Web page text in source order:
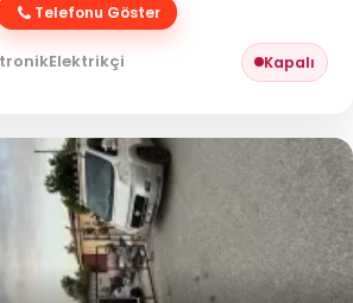
Telefonu Göster
Elektrikçi Kapalı